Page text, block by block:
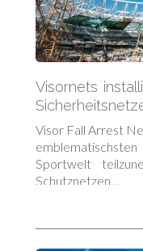
Visornets
Katar
Visor Fall Arrest
Sportwelt
Schutznetzen…